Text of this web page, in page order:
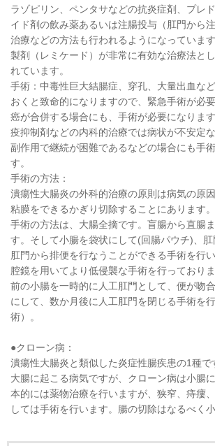
ラゾピリン、ペンタサなどの抗炎症剤、プレ
イド剤の飲み薬あるいは注腸投与（肛門から
治療などの方法も行われるようになっていま
製剤（レミケード）が非常に有効な治療法と
れています。
手術：中毒性巨大結腸症、穿孔、大量出血な
おくと致命的になりますので、緊急手術が必
癌が合併する場合にも、手術が必要になりま
疫抑制剤などの内科的治療では病状が不安定
副作用で継続が困難であるなどの場合にも手
す。
手術の方法：
潰瘍性大腸炎の外科的治療の原則は病気の原
粘膜をできるかぎり切除することにあります
手術の方法は、大腸全摘です。盲腸から直腸
す。そして小腸を袋状にして(回腸パウチ)、肛
肛門から排便を行なうことができる手術を行
腔鏡を用いてより低侵襲な手術を行っており
前の小腸を一時的に人工肛門として、便が吻
にして、数か月後に人工肛門を閉じる手術を
術）。
●クローン病：
潰瘍性大腸炎と類似した炎症性腸疾患の1種で
大腸に起こる病気ですが、クローン病は小腸
本的には薬物治療を行いますが、狭窄、痔瘻
しては手術を行います。腸の切除はなるべく